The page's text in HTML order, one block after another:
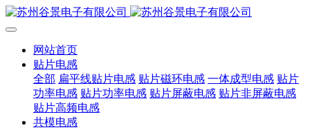
网站首页
贴片电感
全部 扁平线贴片电感 贴片磁环电感 一体成型电感 贴片
功率电感 贴片功率电感 贴片屏蔽电感 贴片非屏蔽电感
贴片高频电感
共模电感